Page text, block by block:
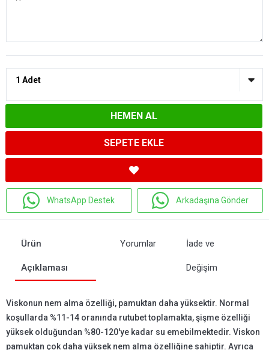
HEMEN AL
SEPETE EKLE
WhatsApp Destek Arkadaşına Gönder
Ürün
Açıklaması
Yorumlar İade ve
Değişim
Viskonun nem alma özelliği, pamuktan daha yüksektir. Normal
koşullarda %11-14 oranında rutubet toplamakta, şişme özelliği
yüksek olduğundan %80-120'ye kadar su emebilmektedir. Viskon
pamuktan çok daha yüksek nem alma özelliğine sahiptir. Ayrıca